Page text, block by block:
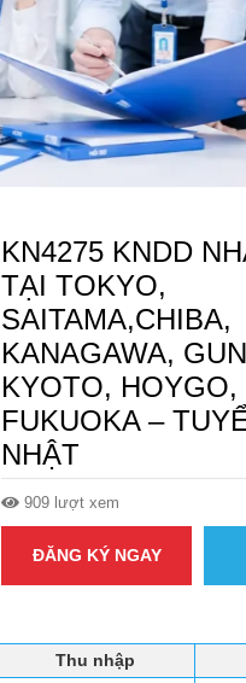
KN4275 KNDD
TẠI TOKYO,
SAITAMA,CHIBA,
KANAGAWA,
KYOTO, HOYGO,
FUKUOKA –
NHẬT
909 lượt xem
ĐĂNG KÝ NGAY
Thu nhập